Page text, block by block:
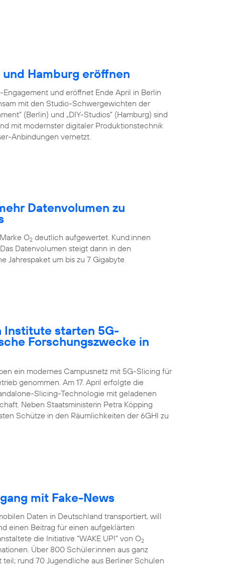
Hamburg eröffnen
und eröffnet Ende April in Berlin
mit den Studio-Schwergewichten der
(Berlin) und „DIY-Studios” (Hamburg) sind
mit modernster digitaler Produktionstechnik
Anbindungen vernetzt.
Datenvolumen zu
O2 deutlich aufgewertet. Kund:innen
Datenvolumen steigt dann in den
Jahrespaket um bis zu 7 Gigabyte.
Institute starten 5G-
Forschungszwecke in
ein modernes Campusnetz mit 5G-Slicing für
genommen. Am 17. April erfolgte die
Slicing-Technologie mit geladenen
Neben Staatsministerin Petra Köpping
Schütze in den Räumlichkeiten der 6GHI zu
mit Fake-News
Daten in Deutschland transportiert, will
einen Beitrag für einen aufgeklärten
die Initiative “WAKE UP!” von O2
Über 800 Schüler:innen aus ganz
rund 70 Jugendliche aus Berliner Schulen